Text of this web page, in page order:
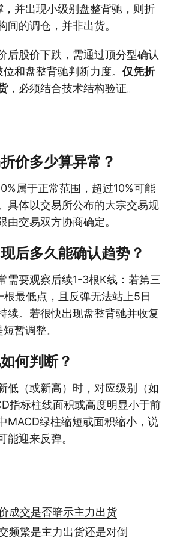
并出现小级别盘整背驰，则折
间的调仓，并非出货。
后股价下跌，需通过顶分型确认
和盘整背驰判断力度。 仅凭折
，必须结合技术结构验证。
价多少算异常？
属于正常范围，超过10%可能
具体以交易所公布的大宗交易规
由交易双方协商确定。
后多久能确认趋势？
需要观察后续1-3根K线：若第三
最低点，且反弹无法站上5日
续。若很快出现盘整背驰并收复
暂调整。
何判断？
低（或新高）时，对应级别（如
指标柱线面积或高度明显小于前
MACD绿柱缩短或面积缩小，说
能迎来反弹。
成交是否暗示主力出货
频繁是主力出货还是对倒